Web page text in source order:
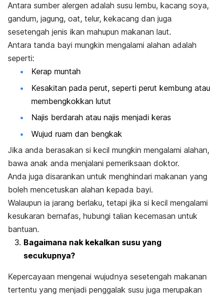
Antara sumber alergen adalah susu lembu, kacang soya,
gandum, jagung, oat, telur, kekacang dan juga
sesetengah jenis ikan mahupun makanan laut.
Antara tanda bayi mungkin mengalami alahan adalah
seperti:
Kerap muntah
Kesakitan pada perut, seperti perut kembung atau
membengkokkan lutut
Najis berdarah atau najis menjadi keras
Wujud ruam dan bengkak
Jika anda berasakan si kecil mungkin mengalami alahan,
bawa anak anda menjalani pemeriksaan doktor.
Anda juga disarankan untuk menghindari makanan yang
boleh mencetuskan alahan kepada bayi.
Walaupun ia jarang berlaku, tetapi jika si kecil mengalami
kesukaran bernafas, hubungi talian kecemasan untuk
bantuan.
Bagaimana nak kekalkan susu yang
secukupnya?
Kepercayaan mengenai wujudnya sesetengah makanan
tertentu yang menjadi penggalak susu juga merupakan